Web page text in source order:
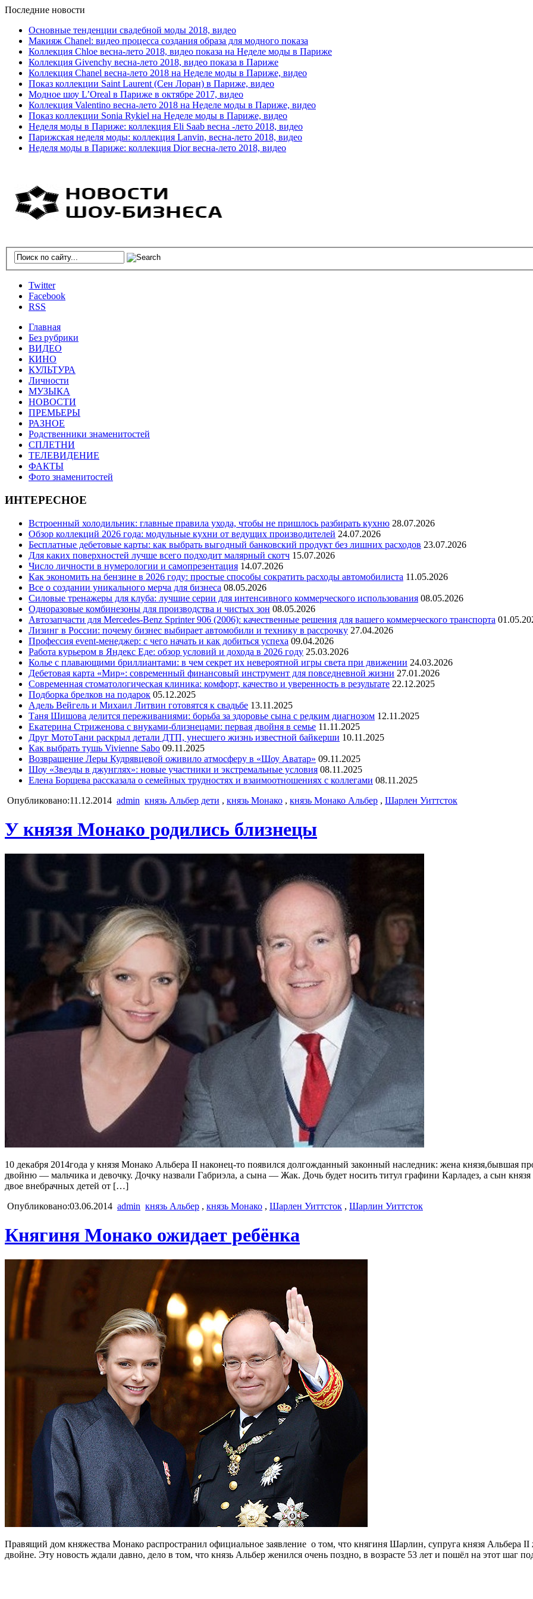
Последние новости
Основные тенденции свадебной моды 2018, видео
Макияж Chanel: видео процесса создания образа для модного показа
Коллекция Chloe весна-лето 2018, видео показа на Неделе моды в Париже
Коллекция Givenchy весна-лето 2018, видео показа в Париже
Коллекция Chanel весна-лето 2018 на Неделе моды в Париже, видео
Показ коллекции Saint Laurent (Сен Лоран) в Париже, видео
Модное шоу L’Oreal в Париже в октябре 2017, видео
Коллекция Valentino весна-лето 2018 на Неделе моды в Париже, видео
Показ коллекции Sonia Rykiel на Неделе моды в Париже, видео
Неделя моды в Париже: коллекция Eli Saab весна -лето 2018, видео
Парижская неделя моды: коллекция Lanvin, весна-лето 2018, видео
Неделя моды в Париже: коллекция Dior весна-лето 2018, видео
Twitter
Facebook
RSS
Главная
Без рубрики
ВИДЕО
КИНО
КУЛЬТУРА
Личности
МУЗЫКА
НОВОСТИ
ПРЕМЬЕРЫ
РАЗНОЕ
Родственники знаменитостей
СПЛЕТНИ
ТЕЛЕВИДЕНИЕ
ФАКТЫ
Фото знаменитостей
ИНТЕРЕСНОЕ
Встроенный холодильник: главные правила ухода, чтобы не пришлось разбирать кухню 28.07.2026
Обзор коллекций 2026 года: модульные кухни от ведущих производителей 24.07.2026
Бесплатные дебетовые карты: как выбрать выгодный банковский продукт без лишних расходов 23.07.2026
Для каких поверхностей лучше всего подходит малярный скотч 15.07.2026
Число личности в нумерологии и самопрезентация 14.07.2026
Как экономить на бензине в 2026 году: простые способы сократить расходы автомобилиста 11.05.2026
Все о создании уникального мерча для бизнеса 08.05.2026
Силовые тренажеры для клуба: лучшие серии для интенсивного коммерческого использования 08.05.2026
Одноразовые комбинезоны для производства и чистых зон 08.05.2026
Автозапчасти для Mercedes-Benz Sprinter 906 (2006): качественные решения для вашего коммерческого транспорта
Лизинг в России: почему бизнес выбирает автомобили и технику в рассрочку 27.04.2026
Профессия event-менеджер: с чего начать и как добиться успеха 09.04.2026
Работа курьером в Яндекс Еде: обзор условий и дохода в 2026 году 25.03.2026
Колье с плавающими бриллиантами: в чем секрет их невероятной игры света при движении 24.03.2026
Дебетовая карта «Мир»: современный финансовый инструмент для повседневной жизни 27.01.2026
Современная стоматологическая клиника: комфорт, качество и уверенность в результате 22.12.2025
Подборка брелков на подарок 05.12.2025
Адель Вейгель и Михаил Литвин готовятся к свадьбе 13.11.2025
Таня Шишова делится переживаниями: борьба за здоровье сына с редким диагнозом 12.11.2025
Екатерина Стриженова с внуками-близнецами: первая двойня в семье 11.11.2025
Друг МотоТани раскрыл детали ДТП, унесшего жизнь известной байкерши 10.11.2025
Как выбрать тушь Vivienne Sabo 09.11.2025
Возвращение Леры Кудрявцевой оживило атмосферу в «Шоу Аватар» 09.11.2025
Шоу «Звезды в джунглях»: новые участники и экстремальные условия 08.11.2025
Елена Борщева рассказала о семейных трудностях и взаимоотношениях с коллегами 08.11.2025
Опубликовано:11.12.2014 admin князь Альбер дети , князь Монако , князь Монако Альбер , Шарлен Уиттсток
У князя Монако родились близнецы
10 декабря 2014года у князя Монако Альбера II наконец-то появился долгожданный законный наследник: жена князя,бывшая
двойню — мальчика и девочку. Дочку назвали Габриэла, а сына — Жак. Дочь будет носить титул графини Карладез, а сын
двое внебрачных детей от […]
Опубликовано:03.06.2014 admin князь Альбер , князь Монако , Шарлен Уиттсток , Шарлин Уиттсток
Княгиня Монако ожидает ребёнка
Правящий дом княжества Монако распространил официальное заявление о том, что княгиня Шарлин, супруга князя Альбера
двойне. Эту новость ждали давно, дело в том, что князь Альбер женился очень поздно, в возрасте 53 лет и пошёл на этот